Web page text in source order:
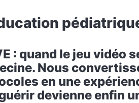
: quand le jeu vidéo
Nous
en une
devienne enfin